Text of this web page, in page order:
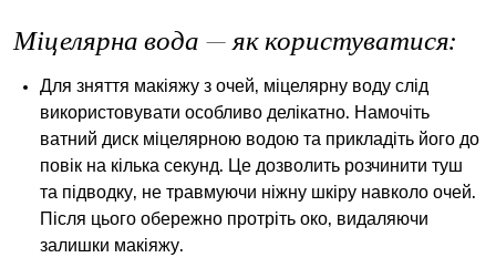
Міцелярна вода — як користуватися:
Для зняття макіяжу з очей, міцелярну воду слід
використовувати особливо делікатно. Намочіть
ватний диск міцелярною водою та прикладіть його до
повік на кілька секунд. Це дозволить розчинити туш
та підводку, не травмуючи ніжну шкіру навколо очей.
Після цього обережно протріть око, видаляючи
залишки макіяжу.